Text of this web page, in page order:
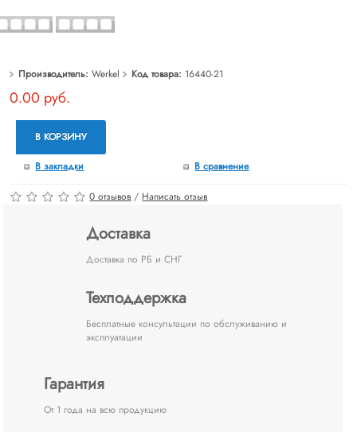
Производитель: Werkel Код товара: 16440-21
0.00 руб.
В КОРЗИНУ
В закладки В сравнение
0 отзывов / Написать отзыв
Доставка
Доставка по РБ и СНГ
Техподдержка
Бесплатные консультации по обслуживанию и
эксплуатации
Гарантия
От 1 года на всю продукцию